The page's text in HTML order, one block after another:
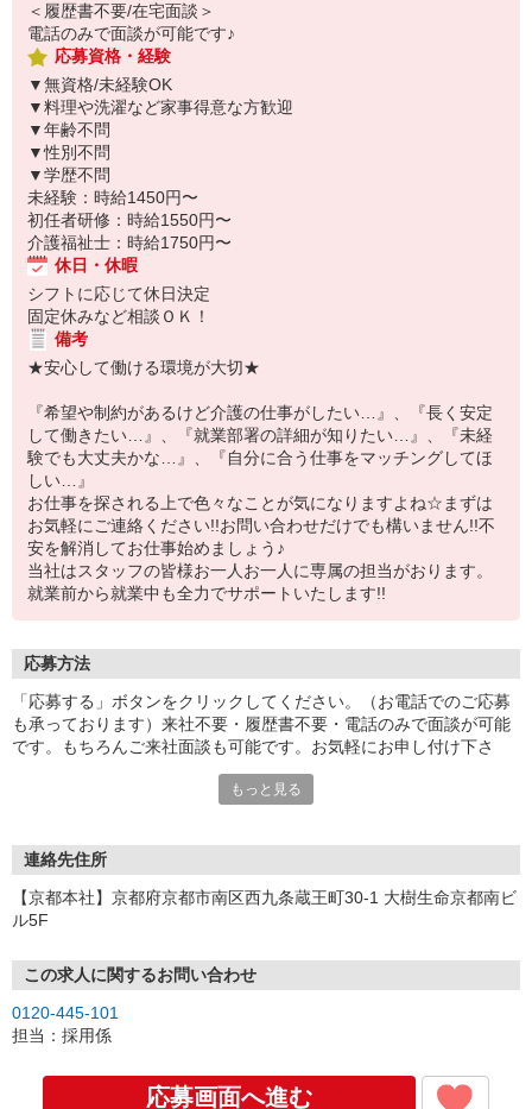
＜履歴書不要/在宅面談＞
電話のみで面談が可能です♪
応募資格・経験
▼無資格/未経験OK
▼料理や洗濯など家事得意な方歓迎
▼年齢不問
▼性別不問
▼学歴不問
未経験：時給1450円〜
初任者研修：時給1550円〜
介護福祉士：時給1750円〜
休日・休暇
シフトに応じて休日決定
固定休みなど相談ＯＫ！
備考
★安心して働ける環境が大切★
『希望や制約があるけど介護の仕事がしたい…』、『長く安定
して働きたい…』、『就業部署の詳細が知りたい…』、『未経
験でも大丈夫かな…』、『自分に合う仕事をマッチングしてほ
しい…』
お仕事を探される上で色々なことが気になりますよね☆まずは
お気軽にご連絡ください!!お問い合わせだけでも構いません!!不
安を解消してお仕事始めましょう♪
当社はスタッフの皆様お一人お一人に専属の担当がおります。
就業前から就業中も全力でサポートいたします!!
応募方法
「応募する」ボタンをクリックしてください。（お電話でのご応募
も承っております）来社不要・履歴書不要・電話のみで面談が可能
です。もちろんご来社面談も可能です。お気軽にお申し付け下さ
もっと見る
連絡先住所
【京都本社】京都府京都市南区西九条蔵王町30-1 大樹生命京都南ビ
ル5F
この求人に関するお問い合わせ
0120-445-101
担当：採用係
応募画面へ進む